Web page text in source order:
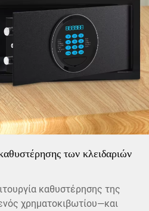
των κλειδαριών
καθυστέρησης της
χρηματοκιβωτίου—και